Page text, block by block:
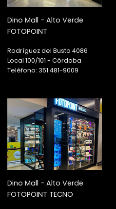
Dino Mall - Alto Verde
FOTOPOINT
Rodríguez del Busto 4086
Local 100/101 - Córdoba
Teléfono: 351 481-9009
Dino Mall - Alto Verde
FOTOPOINT TECNO